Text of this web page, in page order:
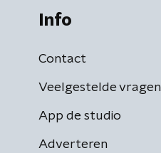
Info
Contact
Veelgestelde vragen
App de studio
Adverteren